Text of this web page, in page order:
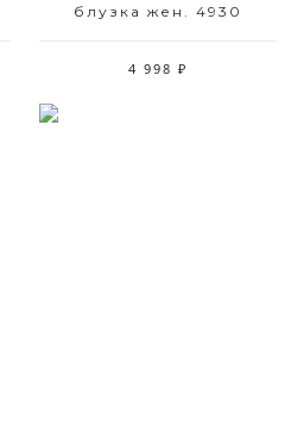
блузка жен. 4930
4 998 ₽